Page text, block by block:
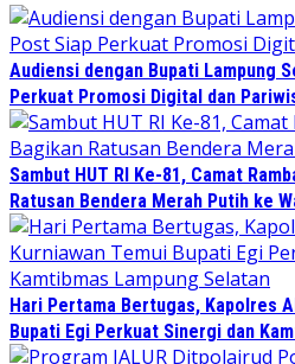
Audiensi dengan Bupati Lampung
Perkuat Promosi Digital dan
Sambut HUT RI Ke-81, Camat
Ratusan Bendera Merah Putih ke
Hari Pertama Bertugas, Kapolres
Bupati Egi Perkuat Sinergi dan